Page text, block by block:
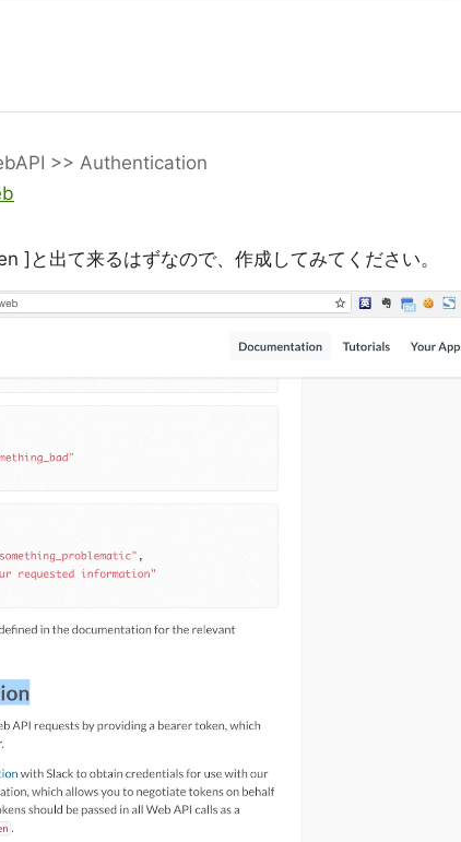
>> Authentication
]と出て来るはずなので、作成してみてください。